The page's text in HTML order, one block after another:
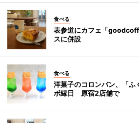
食べる
表参道にカフェ「
スに併設
食べる
洋菓子のコロンバン、「ふ
ボ縁日 原宿2店舗で